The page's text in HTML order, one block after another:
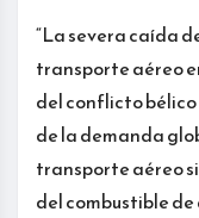
“La severa caída
transporte aéreo
del conflicto bélico
de la demanda
transporte aéreo
del combustible de